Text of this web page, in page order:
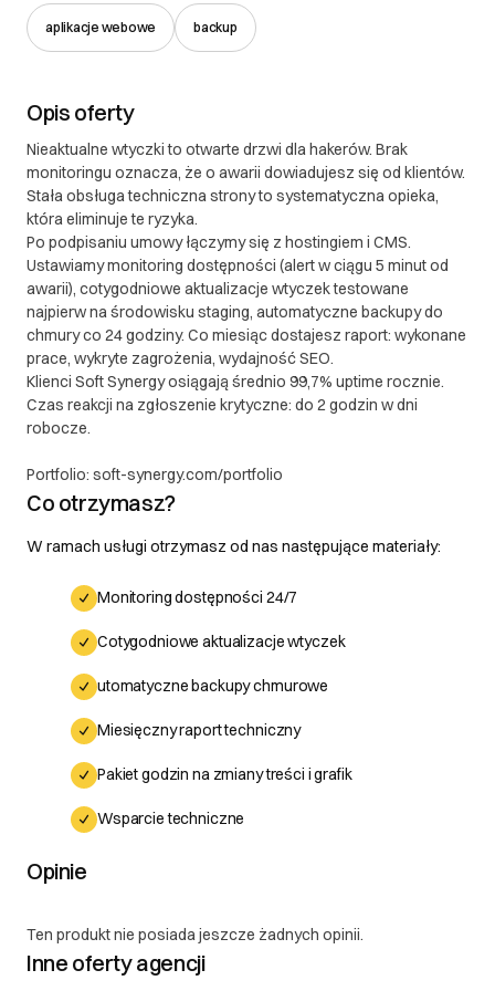
polskiego.
III. Gwarancja oraz reklamacje
Synergy udziela gwarancji na dostarczone
oprogramowanie na okres 12 miesięcy od daty
przekazania produktu klientowi. 1.2. Gwarancja
obejmuje błędy w funkcjonowaniu oprogramowania,
które są niezgodne z uzgodnioną specyfikacją
projektu. 1.3. Gwarancja nie obejmuje: a) Błędów
wynikających z niewłaściwego użytkowania
oprogramowania b) Modyfikacji wprowadzonych
przez klienta lub osoby trzecie c) Problemów
spowodowanych zmianami w środowisku, w którym
oprogramowanie jest używane (np. aktualizacje
systemu operacyjnego, zmiany w infrastrukturze) 1.4.
do bezpłatnego usunięcia zgłoszonych i
potwierdzonych błędów w terminie uzależnionym od
ich złożoności, nie dłuższym niż 30 dni roboczych. 2.
Reklamacje 2.1. Klient ma prawo do złożenia
produktu lub usługi z uzgodnioną specyfikacją. 2.2.
Reklamację należy zgłosić w formie pisemnej na
adres e-mail: support@softsynergy.com lub poprzez
dedykowany system zgłoszeń dostępny na stronie
reklamacyjne powinno zawierać: a) Numer
zamówienia lub umowy b) Szczegółowy opis
niezgodności lub problemu c) Materiały
potwierdzające wystąpienie problemu (np. zrzuty
rozpatrzenia reklamacji w ciągu 14 dni roboczych od
Bezpłatnego usunięcia zgłoszonych niezgodności b)
Zaproponowania alternatywnego rozwiązania, jeśli
aplikacje webowe backup
Opis oferty
Nieaktualne wtyczki to otwarte drzwi dla hakerów. Brak
monitoringu oznacza, że o awarii dowiadujesz się od klientów.
Stała obsługa techniczna strony to systematyczna opieka,
która eliminuje te ryzyka.
Po podpisaniu umowy łączymy się z hostingiem i CMS.
Ustawiamy monitoring dostępności (alert w ciągu 5 minut od
awarii), cotygodniowe aktualizacje wtyczek testowane
najpierw na środowisku staging, automatyczne backupy do
chmury co 24 godziny. Co miesiąc dostajesz raport: wykonane
prace, wykryte zagrożenia, wydajność SEO.
Klienci Soft Synergy osiągają średnio 99,7% uptime rocznie.
Czas reakcji na zgłoszenie krytyczne: do 2 godzin w dni
robocze.
Portfolio: soft-synergy.com/portfolio
Co otrzymasz?
W ramach usługi otrzymasz od nas następujące materiały:
Monitoring dostępności 24/7
Cotygodniowe aktualizacje wtyczek
utomatyczne backupy chmurowe
Miesięczny raport techniczny
Pakiet godzin na zmiany treści i grafik
Wsparcie techniczne
Opinie
Ten produkt nie posiada jeszcze żadnych opinii.
Inne oferty agencji